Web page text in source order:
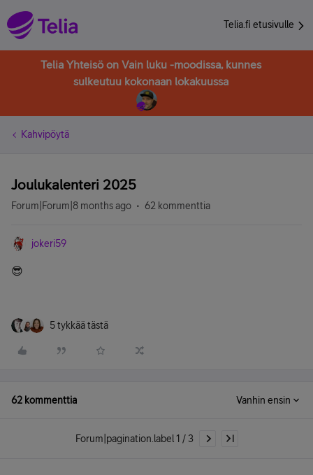
Telia.fi etusivulle
Telia Yhteisö on Vain luku -moodissa, kunnes
sulkeutuu kokonaan lokakuussa
Kahvipöytä
Joulukalenteri 2025
Forum|Forum|8 months ago 62 kommenttia
jokeri59
😎
5 tykkää tästä
62 kommenttia Vanhin ensin
Forum|pagination.label 1 / 3